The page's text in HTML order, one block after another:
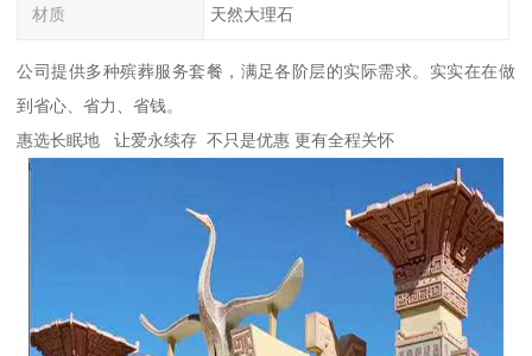
材质 天然大理石
公司提供多种殡葬服务套餐，满足各阶层的实际需求。实实在在做
到省心、省力、省钱。
惠选长眠地 让爱永续存 不只是优惠 更有全程关怀